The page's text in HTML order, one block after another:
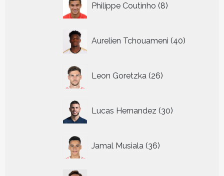
Philippe Coutinho 8
producten
Aurelien Tchouameni 40
producten
Leon Goretzka 26
producten
Lucas Hernandez 30
producten
Jamal Musiala 36
producten